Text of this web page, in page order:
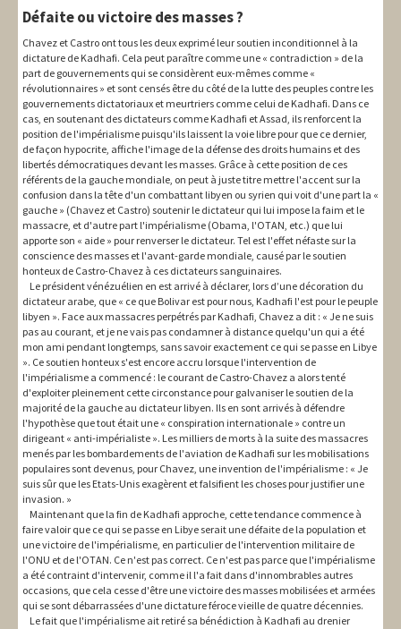
Défaite ou victoire des masses ?
Chavez et Castro ont tous les deux exprimé leur soutien inconditionnel à la
dictature de Kadhafi. Cela peut paraître comme une « contradiction » de la
part de gouvernements qui se considèrent eux-mêmes comme «
révolutionnaires » et sont censés être du côté de la lutte des peuples contre les
gouvernements dictatoriaux et meurtriers comme celui de Kadhafi. Dans ce
cas, en soutenant des dictateurs comme Kadhafi et Assad, ils renforcent la
position de l'impérialisme puisqu'ils laissent la voie libre pour que ce dernier,
de façon hypocrite, affiche l'image de la défense des droits humains et des
libertés démocratiques devant les masses. Grâce à cette position de ces
référents de la gauche mondiale, on peut à juste titre mettre l'accent sur la
confusion dans la tête d'un combattant libyen ou syrien qui voit d'une part la «
gauche » (Chavez et Castro) soutenir le dictateur qui lui impose la faim et le
massacre, et d'autre part l'impérialisme (Obama, l'OTAN, etc.) que lui
apporte son « aide » pour renverser le dictateur. Tel est l'effet néfaste sur la
conscience des masses et l'avant-garde mondiale, causé par le soutien
honteux de Castro-Chavez à ces dictateurs sanguinaires.
Le président vénézuélien en est arrivé à déclarer, lors d’une décoration du
dictateur arabe, que « ce que Bolivar est pour nous, Kadhafi l'est pour le peuple
libyen ». Face aux massacres perpétrés par Kadhafi, Chavez a dit : « Je ne suis
pas au courant, et je ne vais pas condamner à distance quelqu'un qui a été
mon ami pendant longtemps, sans savoir exactement ce qui se passe en Libye
». Ce soutien honteux s'est encore accru lorsque l'intervention de
l'impérialisme a commencé : le courant de Castro-Chavez a alors tenté
d'exploiter pleinement cette circonstance pour galvaniser le soutien de la
majorité de la gauche au dictateur libyen. Ils en sont arrivés à défendre
l'hypothèse que tout était une « conspiration internationale » contre un
dirigeant « anti-impérialiste ». Les milliers de morts à la suite des massacres
menés par les bombardements de l'aviation de Kadhafi sur les mobilisations
populaires sont devenus, pour Chavez, une invention de l'impérialisme : « Je
suis sûr que les Etats-Unis exagèrent et falsifient les choses pour justifier une
invasion. »
Maintenant que la fin de Kadhafi approche, cette tendance commence à
faire valoir que ce qui se passe en Libye serait une défaite de la population et
une victoire de l'impérialisme, en particulier de l'intervention militaire de
l'ONU et de l'OTAN. Ce n'est pas correct. Ce n'est pas parce que l'impérialisme
a été contraint d'intervenir, comme il l'a fait dans d'innombrables autres
occasions, que cela cesse d'être une victoire des masses mobilisées et armées
qui se sont débarrassées d'une dictature féroce vieille de quatre décennies.
Le fait que l'impérialisme ait retiré sa bénédiction à Kadhafi au drenier